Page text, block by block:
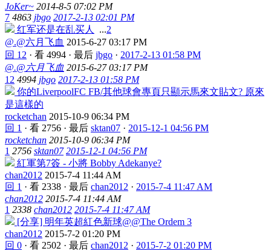
JoKer~ 2014-8-5 07:02 PM
7 4863 jbgo 2017-2-13 02:01 PM
红军还是在乱买人
...2
@.@六月飞血 2015-6-27 03:17 PM
回 12 · 看 4994 · 最后 jbgo · 2017-2-13 01:58 PM
@.@六月飞血 2015-6-27 03:17 PM
12 4994 jbgo 2017-2-13 01:58 PM
你的LiverpoolFC FB/其他球會專頁只顯示馬來文貼文? 原來
是這樣的
rocketchan 2015-10-9 06:34 PM
回 1 · 看 2756 · 最后 sktan07 · 2015-12-1 04:56 PM
rocketchan 2015-10-9 06:34 PM
1 2756 sktan07 2015-12-1 04:56 PM
紅軍第7簽 - 小將 Bobby Adekanye?
chan2012 2015-7-4 11:44 AM
回 1 · 看 2338 · 最后 chan2012 · 2015-7-4 11:47 AM
chan2012 2015-7-4 11:44 AM
1 2338 chan2012 2015-7-4 11:47 AM
[分享] 明年英超紅色新球@@The Ordem 3
chan2012 2015-7-2 01:20 PM
回 0 · 看 2502 · 最后 chan2012 · 2015-7-2 01:20 PM